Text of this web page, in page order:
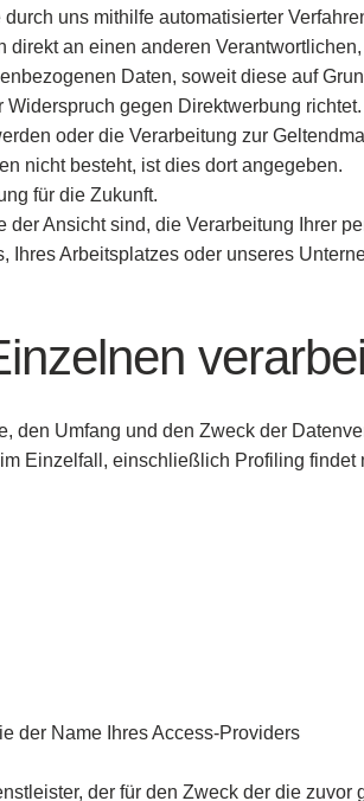
uns mithilfe automatisierter
an einen anderen
Daten, soweit diese auf
gegen Direktwerbung
oder die Verarbeitung zur
nicht besteht, ist dies dort angegeben.
für die Zukunft.
Ansicht sind, die Verarbeitung Ihrer
Arbeitsplatzes oder unseres
Umfang und den Zweck der
Einzelfall, einschließlich Profiling findet
der Name Ihres Access-Providers
der für den Zweck der die